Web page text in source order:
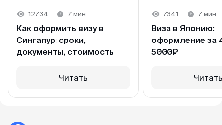
12734 7 мин
Как оформить визу в
Сингапур: сроки,
документы, стоимость
Читать
7341 7 мин
Виза в Японию:
оформление за
5000₽
Читать